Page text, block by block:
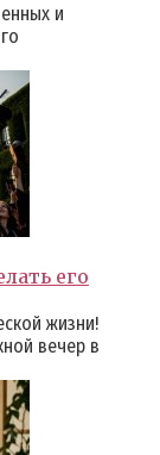
и
его
жизни!
вечер в